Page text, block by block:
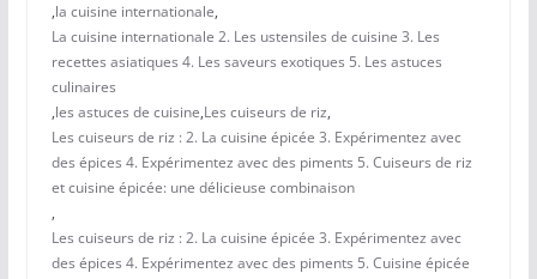
,la cuisine internationale,
La cuisine internationale 2. Les ustensiles de cuisine 3. Les
recettes asiatiques 4. Les saveurs exotiques 5. Les astuces
culinaires
,les astuces de cuisine,Les cuiseurs de riz,
Les cuiseurs de riz : 2. La cuisine épicée 3. Expérimentez avec
des épices 4. Expérimentez avec des piments 5. Cuiseurs de riz
et cuisine épicée: une délicieuse combinaison
,
Les cuiseurs de riz : 2. La cuisine épicée 3. Expérimentez avec
des épices 4. Expérimentez avec des piments 5. Cuisine épicée